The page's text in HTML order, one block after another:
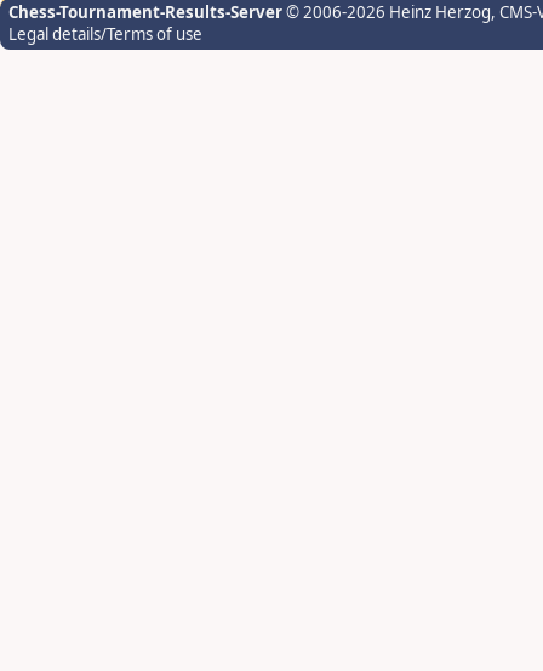
Chess-Tournament-Results-Server© 2006-2026 Heinz Herzog,
Legal details/Terms of use